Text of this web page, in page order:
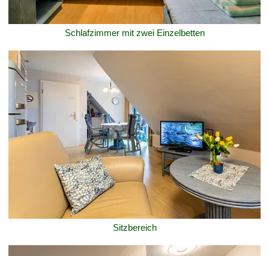
Schlafzimmer mit zwei Einzelbetten
Sitzbereich